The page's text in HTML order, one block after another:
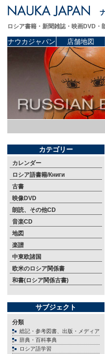
ロシア書籍・新聞雑誌・映画DVD
ナウカジャパン 店舗地図
カテゴリー
カレンダー
ロシア語書籍/Книги
古書
映像DVD
朗読、その他CD
音楽CD
地図
楽譜
中東欧諸国
欧米のロシア関係書
和書(ロシア関係古書)
サブジェクト
分類
総記・参考図書、出版・メディア
辞典・百科事典
ロシア語学習